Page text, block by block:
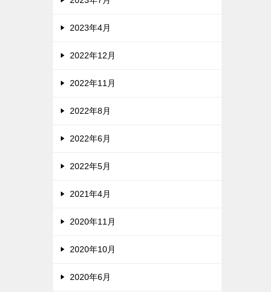
2023年4月
2022年12月
2022年11月
2022年8月
2022年6月
2022年5月
2021年4月
2020年11月
2020年10月
2020年6月